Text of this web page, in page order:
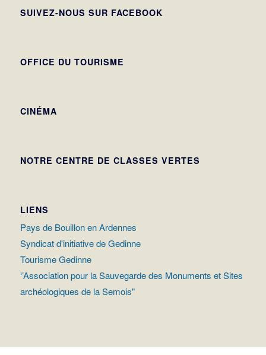
SUIVEZ-NOUS SUR FACEBOOK
OFFICE DU TOURISME
CINÉMA
NOTRE CENTRE DE CLASSES VERTES
LIENS
Pays de Bouillon en Ardennes
Syndicat d'initiative de Gedinne
Tourisme Gedinne
‘’Association pour la Sauvegarde des Monuments et Sites
archéologiques de la Semois"